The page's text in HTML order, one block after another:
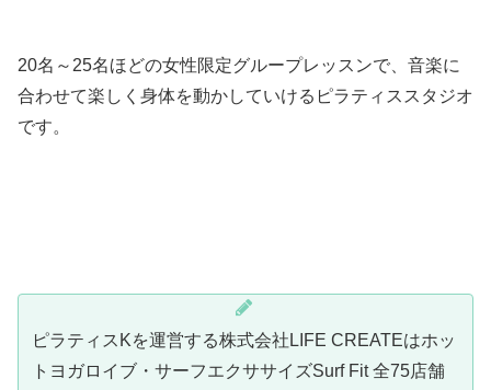
20名～25名ほどの女性限定グループレッスンで、音楽に
合わせて楽しく身体を動かしていけるピラティススタジオ
です。
ピラティスKを運営する株式会社LIFE CREATEはホッ
トヨガロイブ・サーフエクササイズSurf Fit 全75店舗